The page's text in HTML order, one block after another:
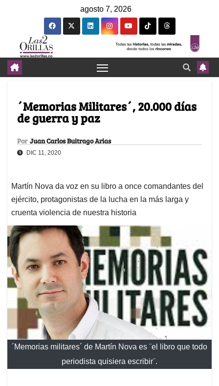
agosto 7, 2026
´Memorias Militares´, 20.000 días
de guerra y paz
Por Juan Carlos Buitrago Arias
DIC 11, 2020
Martín Nova da voz en su libro a once comandantes del
ejército, protagonistas de la lucha en la más larga y
cruenta violencia de nuestra historia
´Memorias militares´ de Martín Nova es ¨el libro que todo
periodista quisiera escribir¨.